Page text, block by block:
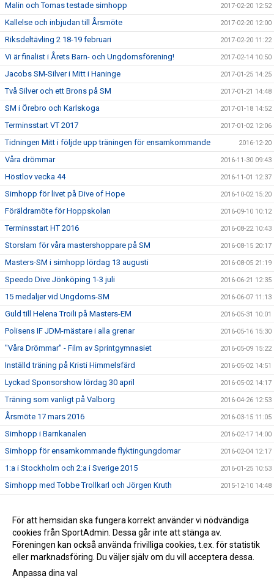
Malin och Tomas testade simhopp 2017-02-20 12:52
Kallelse och inbjudan till Årsmöte 2017-02-20 12:00
Riksdeltävling 2 18-19 februari 2017-02-20 11:22
Vi är finalist i Årets Barn- och Ungdomsförening! 2017-02-14 10:50
Jacobs SM-Silver i Mitt i Haninge 2017-01-25 14:25
Två Silver och ett Brons på SM 2017-01-21 14:48
SM i Örebro och Karlskoga 2017-01-18 14:52
Terminsstart VT 2017 2017-01-02 12:06
Tidningen Mitt i följde upp träningen för ensamkommande 2016-12-20
Våra drömmar 2016-11-30 09:43
Höstlov vecka 44 2016-11-01 12:37
Simhopp för livet på Dive of Hope 2016-10-02 15:20
Föräldramöte för Hoppskolan 2016-09-10 10:12
Terminsstart HT 2016 2016-08-22 10:43
Storslam för våra mastershoppare på SM 2016-08-15 20:17
Masters-SM i simhopp lördag 13 augusti 2016-08-05 21:19
Speedo Dive Jönköping 1-3 juli 2016-06-21 12:35
15 medaljer vid Ungdoms-SM 2016-06-07 11:13
Guld till Helena Troili på Masters-EM 2016-05-31 10:01
Polisens IF JDM-mästare i alla grenar 2016-05-16 15:30
"Våra Drömmar" - Film av Sprintgymnasiet 2016-05-09 15:22
Inställd träning på Kristi Himmelsfärd 2016-05-02 14:51
Lyckad Sponsorshow lördag 30 april 2016-05-02 14:17
Träning som vanligt på Valborg 2016-04-26 12:53
Årsmöte 17 mars 2016 2016-03-15 11:05
Simhopp i Barnkanalen 2016-02-17 14:00
Simhopp för ensamkommande flyktingungdomar 2016-02-04 12:17
1:a i Stockholm och 2:a i Sverige 2015 2016-01-25 10:53
Simhopp med Tobbe Trollkarl och Jörgen Kruth 2015-12-10 14:48
Dive of Hope drog in 70000 kr! 2015-10-05 13:04
2014-05-21 16:32
För att hemsidan ska fungera korrekt använder vi nödvändiga
cookies från SportAdmin. Dessa går inte att stänga av.
Föreningen kan också använda frivilliga cookies, t.ex. för statistik
eller marknadsföring. Du väljer själv om du vill acceptera dessa.
Anpassa dina val